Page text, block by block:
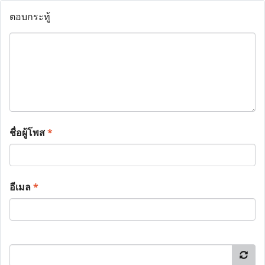
ตอบกระทู้
ชื่อผู้โพส*
อีเมล*